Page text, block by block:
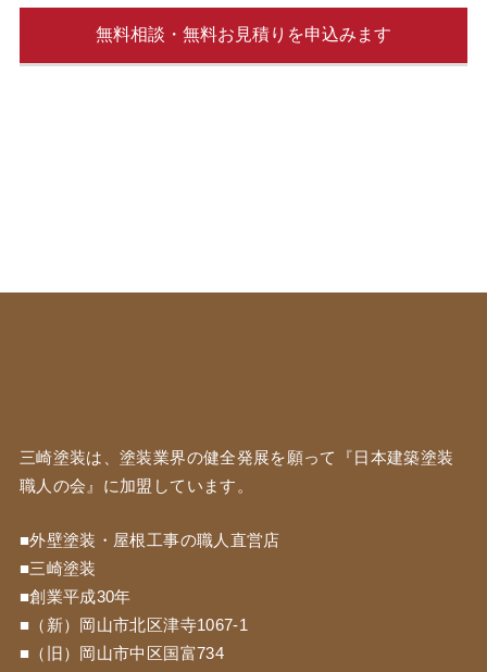
三崎塗装は、塗装業界の健全発展を願って『 日本建築塗装
職人の会』に加盟しています。
■外壁塗装・屋根工事の職人直営店
■三崎塗装
■創業平成30年
■（新）岡山市北区津寺1067-1
■（旧）岡山市中区国富734